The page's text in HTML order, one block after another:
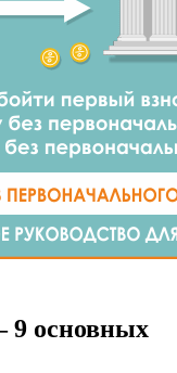
9 основных